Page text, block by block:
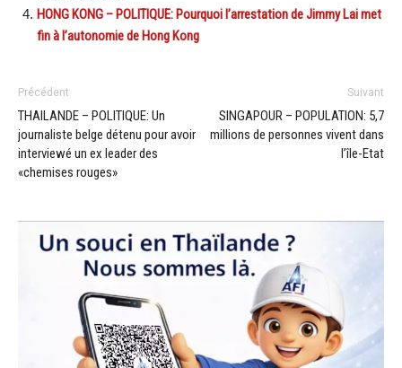
HONG KONG – POLITIQUE: Pourquoi l’arrestation de Jimmy Lai met
fin à l’autonomie de Hong Kong
Précédent
THAILANDE – POLITIQUE: Un
journaliste belge détenu pour avoir
interviewé un ex leader des
«chemises rouges»
Suivant
SINGAPOUR – POPULATION: 5,7
millions de personnes vivent dans
l’île-Etat